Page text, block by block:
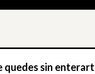
quedes sin